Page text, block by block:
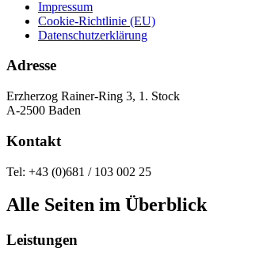
Impressum
Cookie-Richtlinie (EU)
Datenschutzerklärung
Adresse
Erzherzog Rainer-Ring 3, 1. Stock
A-2500 Baden
Kontakt
Tel: +43 (0)681 / 103 002 25
Alle Seiten im Überblick
Leistungen